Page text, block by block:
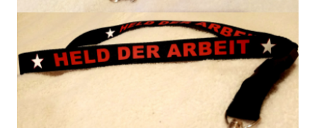
Zur Wunschliste hinzufügen
Schlüsselband